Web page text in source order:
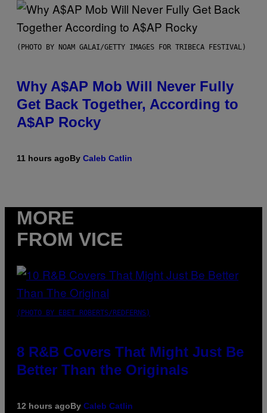
(PHOTO BY NOAM GALAI/GETTY IMAGES FOR TRIBECA FESTIVAL)
Why A$AP Mob Will Never Fully
Get Back Together, According to
A$AP Rocky
11 hours agoBy Caleb Catlin
MORE
FROM VICE
(PHOTO BY EBET ROBERTS/REDFERNS)
8 R&B Covers That Might Just Be
Better Than the Originals
12 hours agoBy Caleb Catlin